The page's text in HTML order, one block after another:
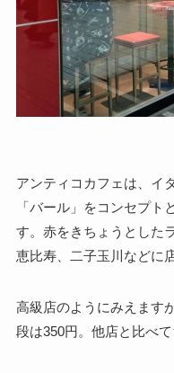
アンティコカフェは、イ
「バール」をコンセプ
す。赤をきちょうとした
恵比寿、二子玉川などに
高級店のようにみえます
段は350円。 他店と比べて